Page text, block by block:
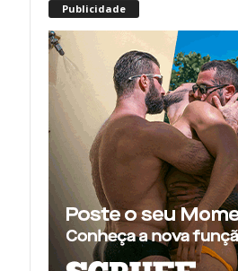
Publicidade